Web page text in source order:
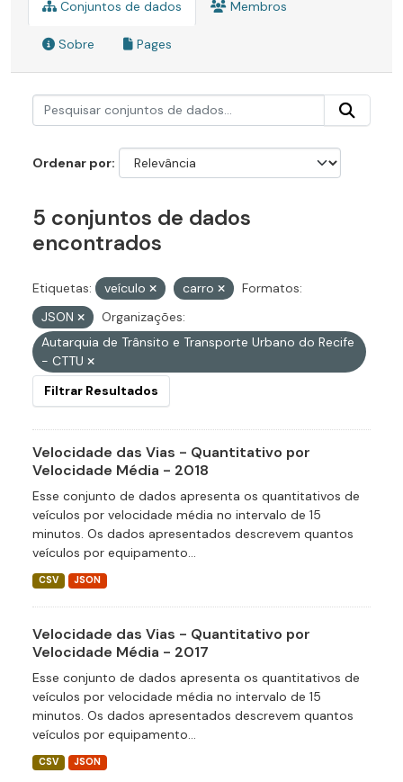
Conjuntos de dados Membros
Sobre Pages
Ordenar por
5 conjuntos de dados
encontrados
Etiquetas: veículo carro
Formatos:
JSON
Organizações:
Autarquia de Trânsito e Transporte Urbano do Recife
- CTTU
Filtrar Resultados
Velocidade das Vias - Quantitativo por
Velocidade Média - 2018
Esse conjunto de dados apresenta os quantitativos de
veículos por velocidade média no intervalo de 15
minutos. Os dados apresentados descrevem quantos
veículos por equipamento...
CSV JSON
Velocidade das Vias - Quantitativo por
Velocidade Média - 2017
Esse conjunto de dados apresenta os quantitativos de
veículos por velocidade média no intervalo de 15
minutos. Os dados apresentados descrevem quantos
veículos por equipamento...
CSV JSON